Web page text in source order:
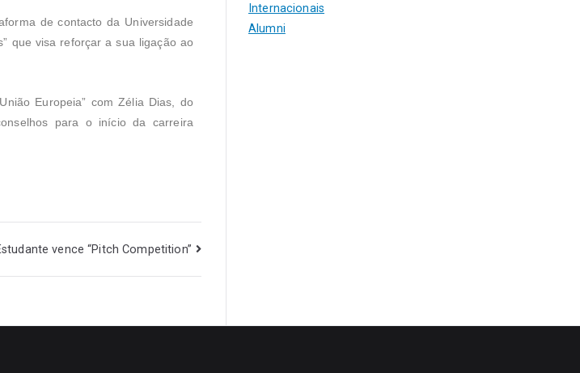
de contacto da Universidade
que visa reforçar a sua ligação ao
Europeia” com Zélia Dias, do
para o início da carreira
vence “Pitch Competition”
Internacionais
Alumni